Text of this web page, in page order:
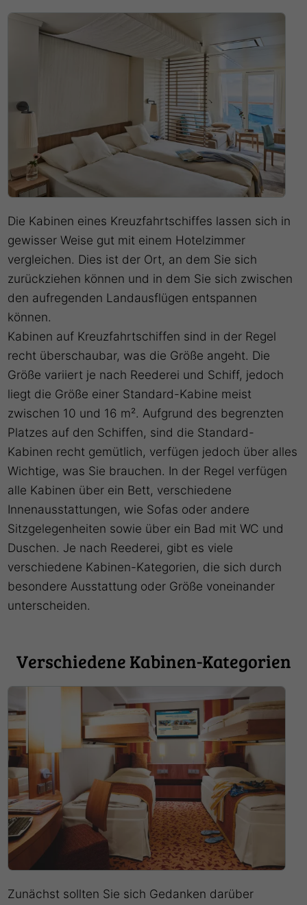
Die Kabinen eines Kreuzfahrtschiffes lassen sich in
gewisser Weise gut mit einem Hotelzimmer
vergleichen. Dies ist der Ort, an dem Sie sich
zurückziehen können und in dem Sie sich zwischen
den aufregenden Landausflügen entspannen
können.
Kabinen auf Kreuzfahrtschiffen sind in der Regel
recht überschaubar, was die Größe angeht. Die
Größe variiert je nach Reederei und Schiff, jedoch
liegt die Größe einer Standard-Kabine meist
zwischen 10 und 16 m². Aufgrund des begrenzten
Platzes auf den Schiffen, sind die Standard-
Kabinen recht gemütlich, verfügen jedoch über alles
Wichtige, was Sie brauchen. In der Regel verfügen
alle Kabinen über ein Bett, verschiedene
Innenausstattungen, wie Sofas oder andere
Sitzgelegenheiten sowie über ein Bad mit WC und
Duschen. Je nach Reederei, gibt es viele
verschiedene Kabinen-Kategorien, die sich durch
besondere Ausstattung oder Größe voneinander
unterscheiden.
Verschiedene Kabinen-Kategorien
Zunächst sollten Sie sich Gedanken darüber